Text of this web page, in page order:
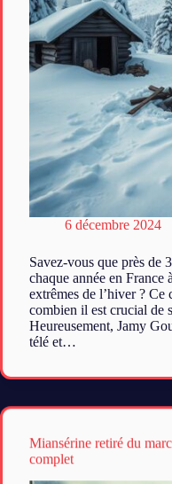
6 décembre 2024
Savez-vous que près de
chaque année en France
extrêmes de l’hiver ?
combien il est crucial de
Heureusement, Jamy
télé et…
Miansérine retiré du
complet